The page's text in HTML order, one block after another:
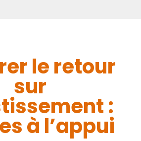
le retour
sur
:
à l’appui